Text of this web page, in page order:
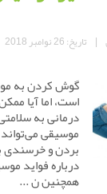
| تاریخ: 26 نوامبر 2018
گوش کردن به
است، اما آیا
درمانی به
موسیقی
بردن و خرسندی
درباره فواید
همچنین ن ...